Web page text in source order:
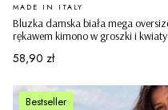
Bluzka damska biała mega
rękawem kimono w groszki i
PRODUCENT
MADE IN ITALY
Cena
58,90 zł
Bestseller